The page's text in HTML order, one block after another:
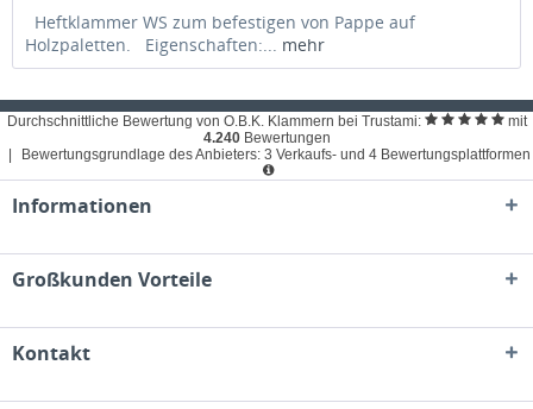
Heftklammer WS zum befestigen von Pappe auf
Holzpaletten. Eigenschaften:... mehr
Durchschnittliche Bewertung von O.B.K. Klammern bei Trustami:
mit
4.240 Bewertungen
Bewertungsgrundlage des Anbieters: 3 Verkaufs- und 4 Bewertungsplattformen
Informationen
Großkunden Vorteile
Kontakt